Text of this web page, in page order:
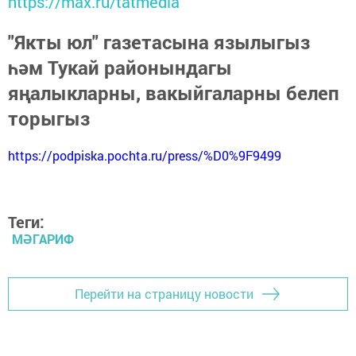
"Якты юл" газетасына язылыгыз
һәм Тукай районындагы
яңалыкларны, вакыйгаларны белеп
торыгыз
https://podpiska.pochta.ru/press/%D0%9F9499
Теги:
МӘГАРИФ
Перейти на страницу новости